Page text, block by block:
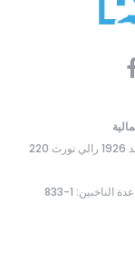
220 شارع هيلزبره رالي، نورث كارولينا 27603 | صندوق بريد 1926 رالي نورث